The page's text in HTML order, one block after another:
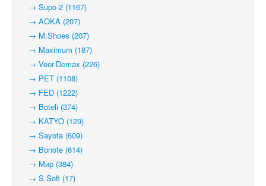
→ Supo-2 (1167)
→ AOKA (207)
→ M.Shoes (207)
→ Maximum (187)
→ Veer-Demax (226)
→ PET (1108)
→ FED (1222)
→ Boteli (374)
→ KATYO (129)
→ Sayota (609)
→ Bonote (614)
→ Мир (384)
→ S.Sofi (17)